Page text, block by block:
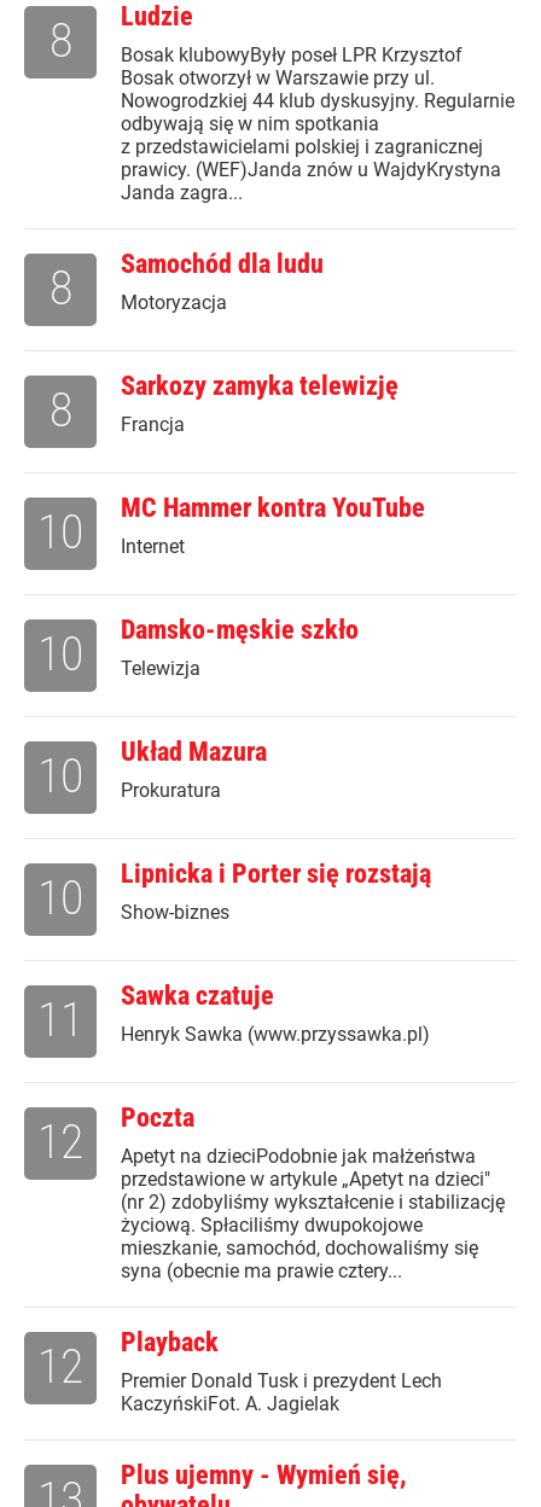
Ludzie
Bosak klubowyByły poseł LPR Krzysztof
Bosak otworzył w Warszawie przy ul.
Nowogrodzkiej 44 klub dyskusyjny. Regularnie
odbywają się w nim spotkania
z przedstawicielami polskiej i zagranicznej
prawicy. (WEF)Janda znów u WajdyKrystyna
Janda zagra...
8
Samochód dla ludu
Motoryzacja
8
Sarkozy zamyka telewizję
Francja
8
MC Hammer kontra YouTube
Internet
10
Damsko-męskie szkło
Telewizja
10
Układ Mazura
Prokuratura
10
Lipnicka i Porter się rozstają
Show-biznes
10
Sawka czatuje
Henryk Sawka (www.przyssawka.pl)
11
Poczta
Apetyt na dzieciPodobnie jak małżeństwa
przedstawione w artykule „Apetyt na dzieci"
(nr 2) zdobyliśmy wykształcenie i stabilizację
życiową. Spłaciliśmy dwupokojowe
mieszkanie, samochód, dochowaliśmy się
syna (obecnie ma prawie cztery...
12
Playback
Premier Donald Tusk i prezydent Lech
KaczyńskiFot. A. Jagielak
12
Plus ujemny - Wymień się,